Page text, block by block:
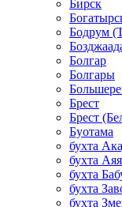
Бирск
Бодрум
Болгар
Болгары
Брест
Брест
Буотама
бухта
бухта Аяя
бухта
бухта
бухта